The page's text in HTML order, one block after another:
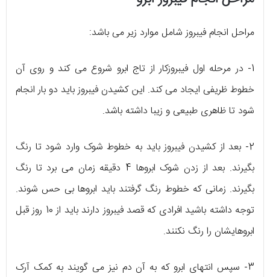
مراحل انجام فیبروز شامل موارد زیر می باشد:
1- در مرحله اول فیبروزکار از تاج ابرو شروع می کند و روی آن
خطوط ظریفی ایجاد می کند. این کشیدن فیبروز باید دو بار انجام
شود تا ظاهری طبیعی و زیبا داشته باشد.
2- بعد از کشیدن فیبروز باید به خطوط شوک وارد شود تا رنگ
بگیرند. بعد از زدن شوک ابروها 4 دقیقه زمان می برد تا رنگ
بگیرند. زمانی که خطوط رنگ گرفتند باید ابروها بی حس شوند.
توجه داشته باشید افرادی که قصد فیبروز دارند باید از 10 روز قبل
ابروهایشان را رنگ نکنند.
3- سپس انتهای ابرو که به آن دم نیز می گویند به کمک آرک